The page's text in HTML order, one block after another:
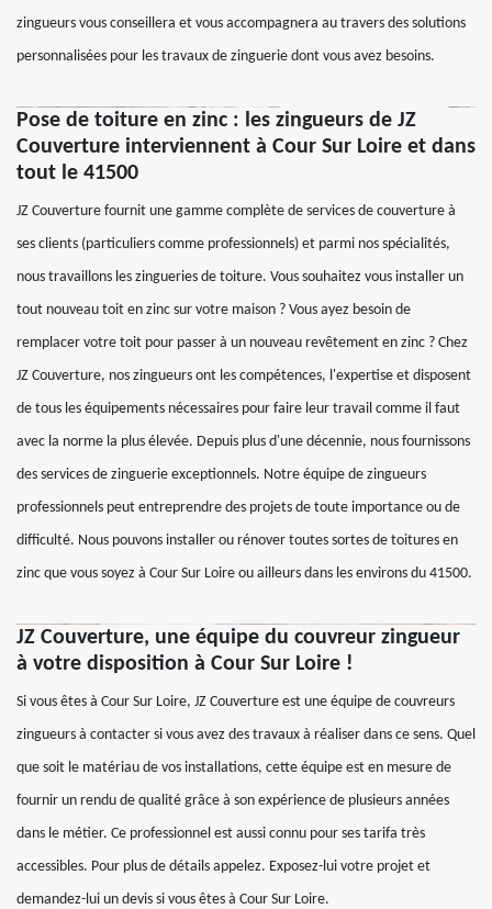
zingueurs vous conseillera et vous accompagnera au travers des solutions
personnalisées pour les travaux de zinguerie dont vous avez besoins.
Pose de toiture en zinc : les zingueurs de JZ
Couverture interviennent à Cour Sur Loire et dans
tout le 41500
JZ Couverture fournit une gamme complète de services de couverture à
ses clients (particuliers comme professionnels) et parmi nos spécialités,
nous travaillons les zingueries de toiture. Vous souhaitez vous installer un
tout nouveau toit en zinc sur votre maison ? Vous ayez besoin de
remplacer votre toit pour passer à un nouveau revêtement en zinc ? Chez
JZ Couverture, nos zingueurs ont les compétences, l'expertise et disposent
de tous les équipements nécessaires pour faire leur travail comme il faut
avec la norme la plus élevée. Depuis plus d'une décennie, nous fournissons
des services de zinguerie exceptionnels. Notre équipe de zingueurs
professionnels peut entreprendre des projets de toute importance ou de
difficulté. Nous pouvons installer ou rénover toutes sortes de toitures en
zinc que vous soyez à Cour Sur Loire ou ailleurs dans les environs du 41500.
JZ Couverture, une équipe du couvreur zingueur
à votre disposition à Cour Sur Loire !
Si vous êtes à Cour Sur Loire, JZ Couverture est une équipe de couvreurs
zingueurs à contacter si vous avez des travaux à réaliser dans ce sens. Quel
que soit le matériau de vos installations, cette équipe est en mesure de
fournir un rendu de qualité grâce à son expérience de plusieurs années
dans le métier. Ce professionnel est aussi connu pour ses tarifa très
accessibles. Pour plus de détails appelez. Exposez-lui votre projet et
demandez-lui un devis si vous êtes à Cour Sur Loire.